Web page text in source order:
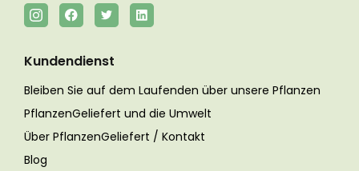
Kundendienst
Bleiben Sie auf dem Laufenden über unsere Pflanzen
PflanzenGeliefert und die Umwelt
Über PflanzenGeliefert / Kontakt
Blog